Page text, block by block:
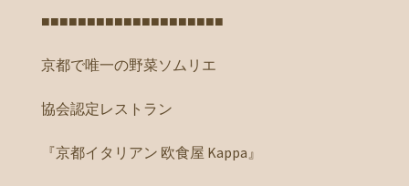
■■■■■■■■■■■■■■■■■■■■
京都で唯一の野菜ソムリエ
協会認定レストラン
『京都イタリアン 欧食屋 Kappa』